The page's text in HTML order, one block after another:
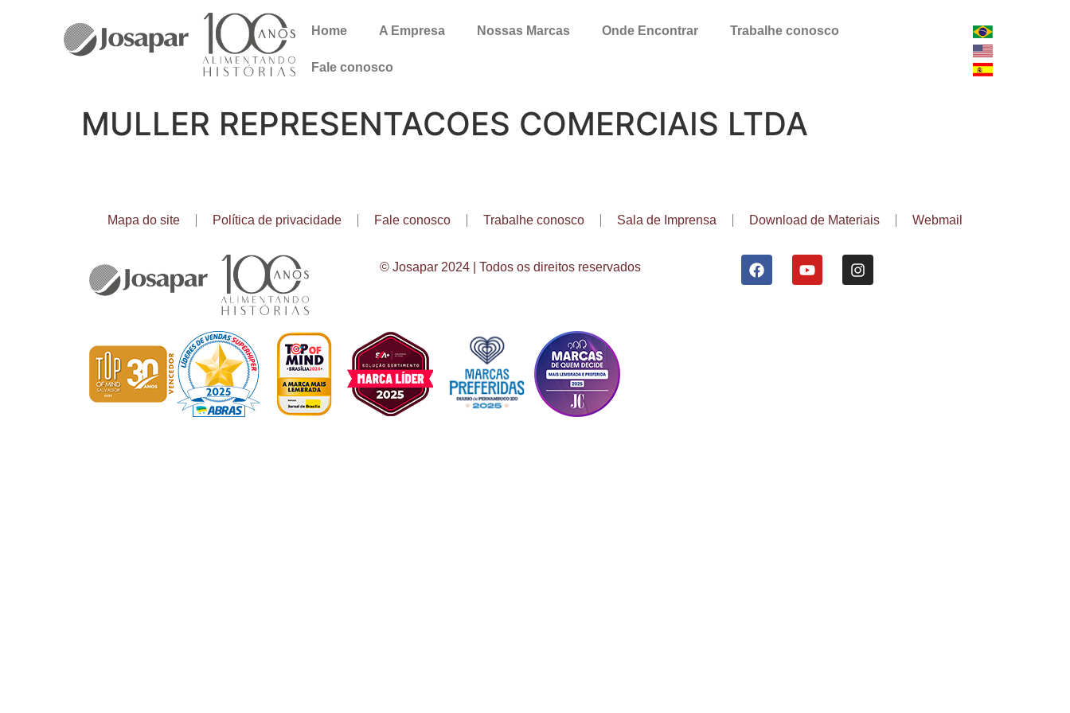
Home A Empresa Nossas Marcas Onde Encontrar Trabalhe conosco
Fale conosco
MULLER REPRESENTACOES COMERCIAIS LTDA
Mapa do site Política de privacidade Fale conosco Trabalhe conosco Sala de Imprensa Download de Materiais Webmail
© Josapar 2024 | Todos os direitos reservados